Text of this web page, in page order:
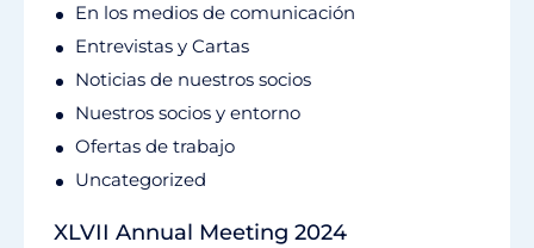
En los medios de comunicación
Entrevistas y Cartas
Noticias de nuestros socios
Nuestros socios y entorno
Ofertas de trabajo
Uncategorized
XLVII Annual Meeting 2024